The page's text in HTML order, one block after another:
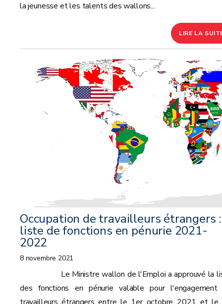
la jeunesse et les talents des wallons...
LIRE LA
Occupation de travailleurs étrangers :
liste de fonctions en pénurie 2021-
2022
8 novembre 2021
Le Ministre wallon de l'Emploi a approuvé la
des fonctions en pénurie valable pour l'engagement